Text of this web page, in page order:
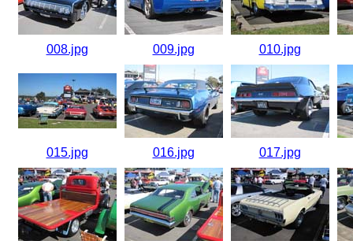
008.jpg 009.jpg 010.jpg
015.jpg 016.jpg 017.jpg